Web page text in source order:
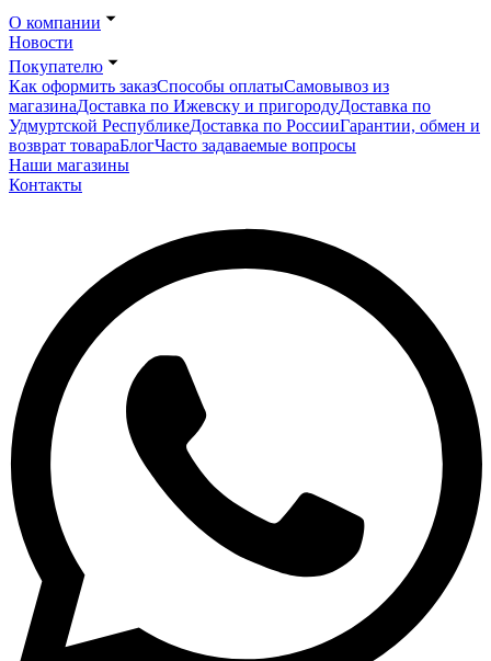
О компании
Новости
Покупателю
Как оформить заказСпособы оплатыСамовывоз из
магазинаДоставка по Ижевску и пригородуДоставка по
Удмуртской РеспубликеДоставка по РоссииГарантии, обмен и
возврат товараБлогЧасто задаваемые вопросы
Наши магазины
Контакты